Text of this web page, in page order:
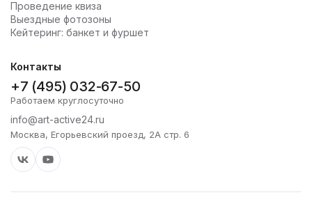
Проведение квиза
Выездные фотозоны
Кейтеринг: банкет и фуршет
Контакты
+7 (495) 032-67-50
Работаем круглосуточно
info@art-active24.ru
Москва, Егорьевский проезд, 2А стр. 6